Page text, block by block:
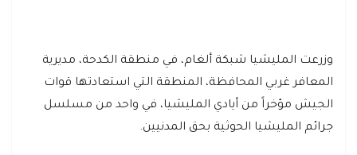
وزرعت المليشيا شبكة ألغام، في منطقة الكدحة، مديرية
المعافر غربي المحافظة، المنطقة التي استعادتها قوات
الجيش مؤخراً من أيادي المليشيا، في واحد من مسلسل
جرائم المليشيا الحوثية بحق المدنيين.